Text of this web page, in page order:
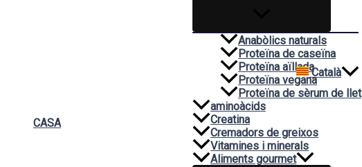
CASA
Anabòlics naturals
Proteïna de caseïna
Proteïna aïllada
Proteïna vegana
Proteïna de sèrum de llet
aminoàcids
Creatina
Cremadors de greixos
Vitamines i minerals
Aliments gourmet
Català